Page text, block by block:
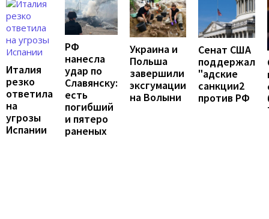
Италия
резко
ответила
на
угрозы
Испании
РФ
нанесла
удар по
Славянску:
есть
погибший
и пятеро
раненых
Украина и
Польша
завершили
эксгумации
на Волыни
Сенат США
поддержал
"адские
санкции2
против РФ